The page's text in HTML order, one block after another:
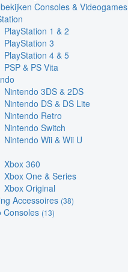
Consoles & Videogames
PlayStation 1 & 2
PlayStation 3
PlayStation 4 & 5
PSP & PS Vita
Nintendo 3DS & 2DS
Nintendo DS & DS Lite
Nintendo Retro
Nintendo Switch
Nintendo Wii & Wii U
Xbox 360
Xbox One & Series
Xbox Original
Accessoires (38)
Consoles (13)